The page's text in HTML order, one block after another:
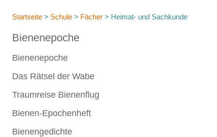
Startseite > Schule > Fächer > Heimat- und Sachkunde
Bienenepoche
Bienenepoche
Das Rätsel der Wabe
Traumreise Bienenflug
Bienen-Epochenheft
Bienengedichte